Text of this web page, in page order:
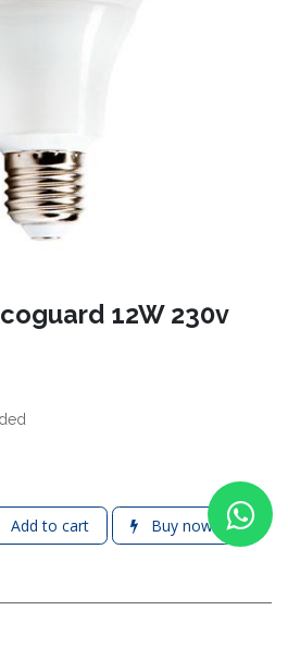
12W 230v
Add to cart Buy now